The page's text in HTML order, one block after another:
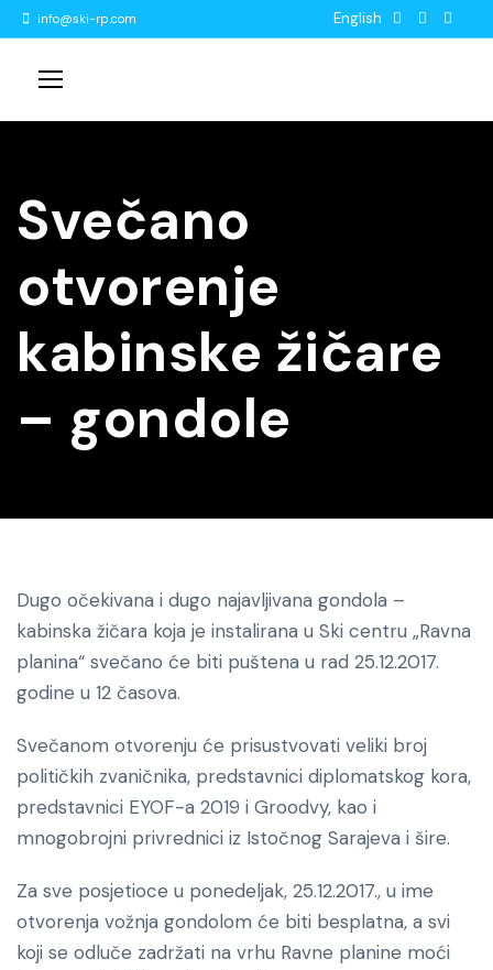
info@ski-rp.com English
Svečano
otvorenje
kabinske žičare
– gondole
Dugo očekivana i dugo najavljivana gondola –
kabinska žičara koja je instalirana u Ski centru „Ravna
planina“ svečano će biti puštena u rad 25.12.2017.
godine u 12 časova.
Svečanom otvorenju će prisustvovati veliki broj
političkih zvaničnika, predstavnici diplomatskog kora,
predstavnici EYOF-a 2019 i Groodvy, kao i
mnogobrojni privrednici iz Istočnog Sarajeva i šire.
Za sve posjetioce u ponedeljak, 25.12.2017., u ime
otvorenja vožnja gondolom će biti besplatna, a svi
koji se odluče zadržati na vrhu Ravne planine moći